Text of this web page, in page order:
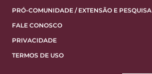
PRÓ-COMUNIDADE / EXTENSÃO E PESQUISA
FALE CONOSCO
PRIVACIDADE
TERMOS DE USO